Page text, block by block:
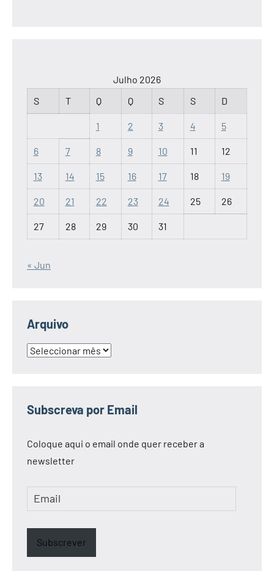
Julho 2026
S
T Q Q S S D
1 2 3 4 5
6 7 8 9 10 11 12
13 14 15 16 17 18 19
20 21 22 23 24 25 26
27 28 29 30 31
« Jun
Arquivo
Arquivo
Subscreva por Email
Coloque aqui o email onde quer receber a
newsletter
Email
Subscrever